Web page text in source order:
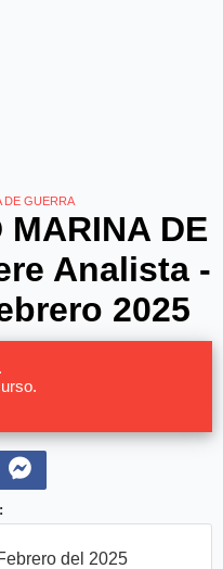
DE GUERRA
MARINA DE
Analista -
2025
del 2025